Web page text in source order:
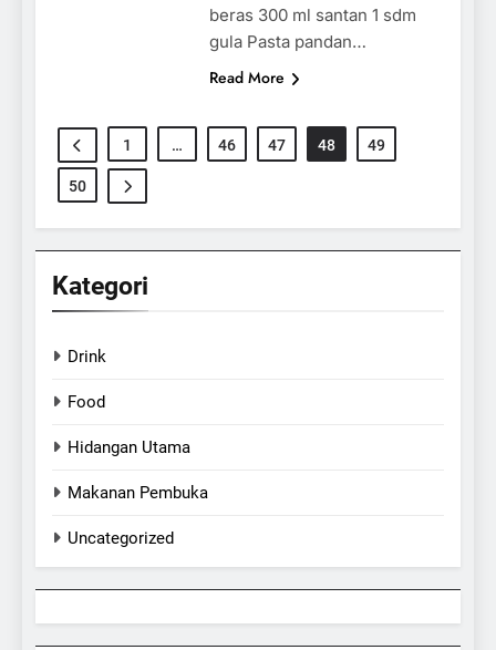
beras 300 ml santan 1 sdm
gula Pasta pandan…
Read More
1 … 46 47 48 49
50
Kategori
Drink
Food
Hidangan Utama
Makanan Pembuka
Uncategorized